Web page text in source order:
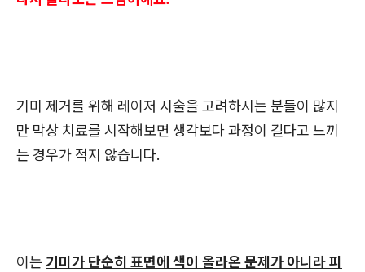
기미 제거를 위해 레이저 시술을 고려하시는 분들이 많지
만 막상 치료를 시작해보면 생각보다 과정이 길다고 느끼
는 경우가 적지 않습니다.
이는 기미가 단순히 표면에 색이 올라온 문제가 아니라 피